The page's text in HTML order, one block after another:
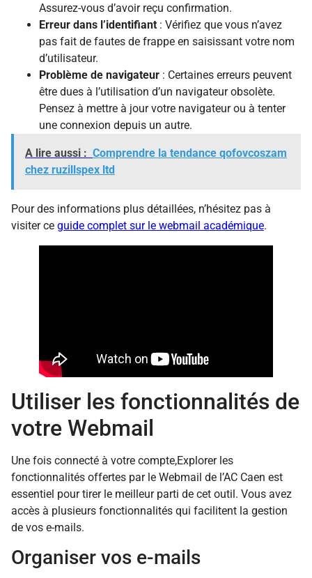
Assurez-vous d’avoir reçu confirmation.
Erreur dans l’identifiant : Vérifiez que vous n’avez
pas fait de fautes de frappe en saisissant votre nom
d’utilisateur.
Problème de navigateur : Certaines erreurs peuvent
être dues à l’utilisation d’un navigateur obsolète.
Pensez à mettre à jour votre navigateur ou à tenter
une connexion depuis un autre.
A lire aussi : Comprendre la tendance qofovcoszam
chez ruzillspex ltd
Pour des informations plus détaillées, n’hésitez pas à
visiter ce guide complet sur le webmail académique.
Utiliser les fonctionnalités de
votre Webmail
Une fois connecté à votre compte,Explorer les
fonctionnalités offertes par le Webmail de l’AC Caen est
essentiel pour tirer le meilleur parti de cet outil. Vous avez
accès à plusieurs fonctionnalités qui facilitent la gestion
de vos e-mails.
Organiser vos e-mails